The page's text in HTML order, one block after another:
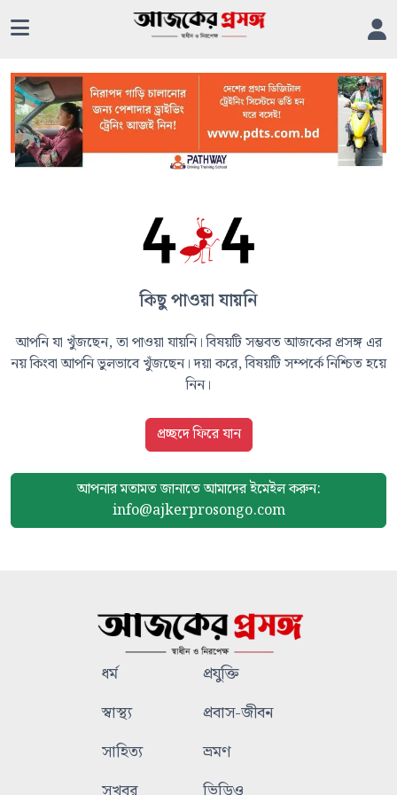
কিছু পাওয়া যায়নি
আপনি যা খুঁজছেন, তা পাওয়া যায়নি। বিষয়টি সম্ভবত আজকের প্রসঙ্গ এর
নয় কিংবা আপনি ভুলভাবে খুঁজছেন। দয়া করে, বিষয়টি সম্পর্কে নিশ্চিত হয়ে
নিন।
প্রচ্ছদে ফিরে যান
আপনার মতামত জানাতে আমাদেরইমেইল করুন:
info@ajkerprosongo.com
ধর্ম
প্রযুক্তি
স্বাস্থ্য
প্রবাস-জীবন
সাহিত্য
ভ্রমণ